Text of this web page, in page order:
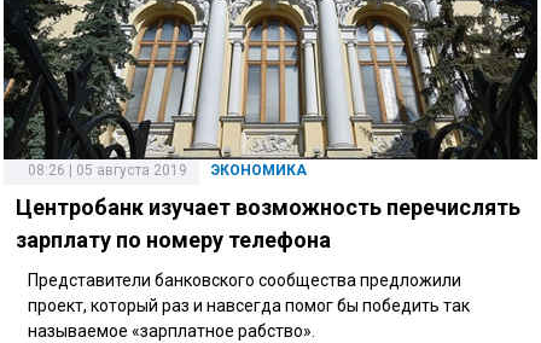
08:26 | 05 августа 2019 ЭКОНОМИКА
Центробанк изучает возможность перечислять
зарплату по номеру телефона
Представители банковского сообщества предложили
проект, который раз и навсегда помог бы победить так
называемое «зарплатное рабство».